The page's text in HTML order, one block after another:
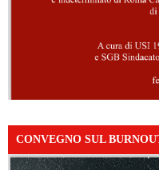
CONVEGNO SUL